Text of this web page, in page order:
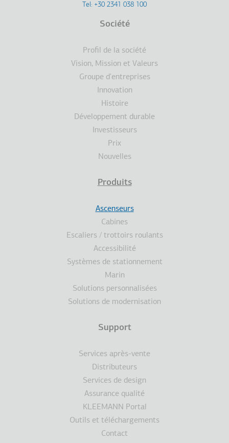
Tel: +30 2341 038 100
Société
Profil de la société
Vision, Mission et Valeurs
Groupe d'entreprises
Innovation
Histoire
Développement durable
Investisseurs
Prix
Nouvelles
Produits
Ascenseurs
Cabines
Escaliers / trottoirs roulants
Accessibilité
Systèmes de stationnement
Marin
Solutions personnalisées
Solutions de modernisation
Support
Services après-vente
Distributeurs
Services de design
Assurance qualité
KLEEMANN Portal
Outils et téléchargements
Contact